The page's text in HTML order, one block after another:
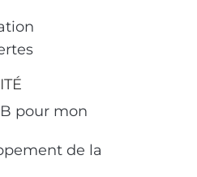
pour mon
de la